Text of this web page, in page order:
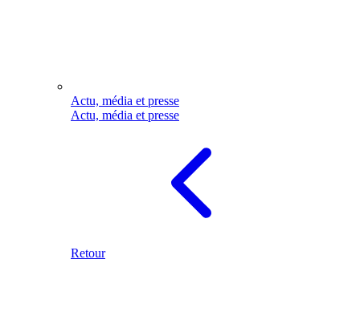
Actu, média et presse
Actu, média et presse
Retour